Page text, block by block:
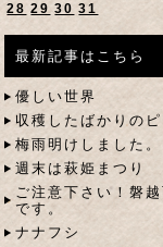
28 29 30 31
最新記事はこちら
優しい世界
収穫したばかりの
梅雨明けしました。
週末は萩姫まつり
ご注意下さい！磐
です。
ナナフシ